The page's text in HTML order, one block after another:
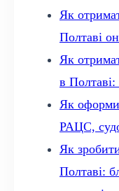
Як
Полтаві
Як
в
Як
РАЦС,
Як
Полтаві: